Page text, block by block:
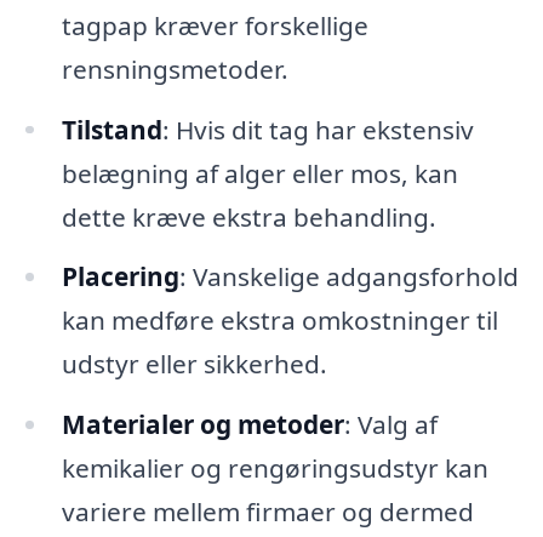
tagpap kræver forskellige
rensningsmetoder.
Tilstand: Hvis dit tag har ekstensiv
belægning af alger eller mos, kan
dette kræve ekstra behandling.
Placering: Vanskelige adgangsforhold
kan medføre ekstra omkostninger til
udstyr eller sikkerhed.
Materialer og metoder: Valg af
kemikalier og rengøringsudstyr kan
variere mellem firmaer og dermed